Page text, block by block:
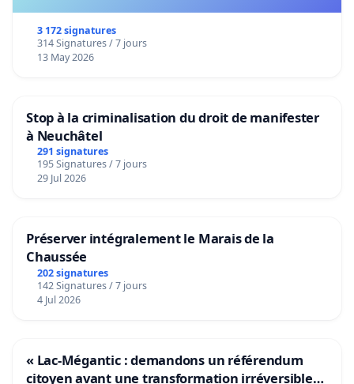
3 172 signatures
314 Signatures / 7 jours
13 May 2026
Stop à la criminalisation du droit de manifester
à Neuchâtel
291 signatures
195 Signatures / 7 jours
29 Jul 2026
Préserver intégralement le Marais de la
Chaussée
202 signatures
142 Signatures / 7 jours
4 Jul 2026
« Lac-Mégantic : demandons un référendum
citoyen avant une transformation irréversible